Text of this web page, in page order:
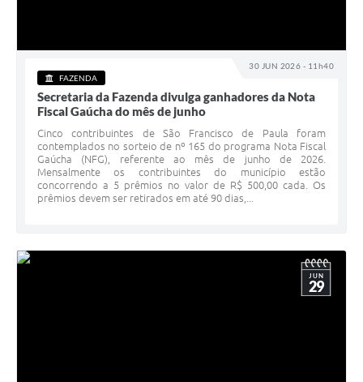
30 JUN 2026 - 11h40
FAZENDA
Secretaria da Fazenda divulga ganhadores da Nota
Fiscal Gaúcha do mês de junho
Cinco contribuintes de São Francisco de Paula foram
contemplados no sorteio de nº 165 do programa Nota Fiscal
Gaúcha (NFG), referente ao mês de junho de 2026.
Mensalmente os contribuintes do município estão
concorrendo a 5 prêmios no valor de R$ 500,00 cada. Os
prêmios devem ser retirados em até 90 dias,...
JUN
29